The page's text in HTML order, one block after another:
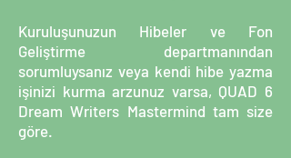
Kuruluşunuzun Hibeler ve Fon
Geliştirme departmanından
sorumluysanız veya kendi hibe yazma
işinizi kurma arzunuz varsa, QUAD 6
Dream Writers Mastermind tam size
göre.